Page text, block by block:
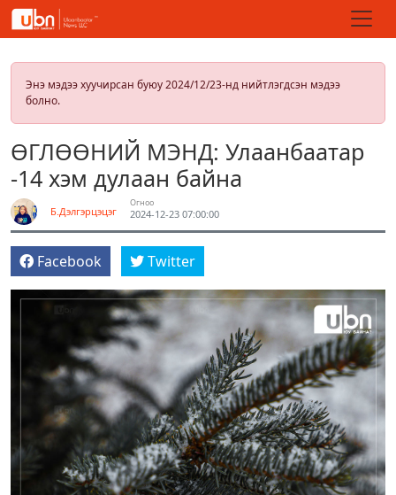
Энэ мэдээ хуучирсан буюу 2024/12/23-нд нийтлэгдсэн мэдээ
болно.
ӨГЛӨӨНИЙ МЭНД: Улаанбаатар
-14 хэм дулаан байна
Б.Дэлгэрцэцэг
Огноо
2024-12-23 07:00:00
Facebook Twitter